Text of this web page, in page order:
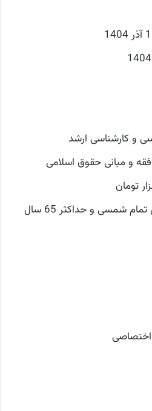
و کارشناسی ارشد
و مبانی حقوق اسلامی
داشتن حداقل 24 سال تمام شمسی و حداکثر 65 سال